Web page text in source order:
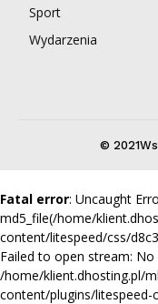
Sport
Wydarzenia
©
Fatal error: Uncaught
md5_file(/home/
content/litespeed/css/
Failed to open stream:
/home/klient.dhosting.pl/
content/plugins/litespeed-